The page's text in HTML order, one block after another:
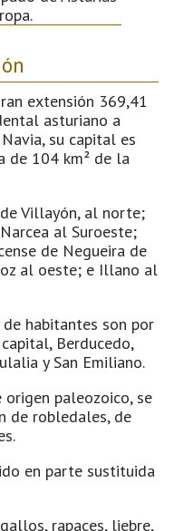
extensión 369,41
asturiano a
su capital es
de 104 km² de la
Villayón, al norte;
al Suroeste;
de Negueira de
al oeste; e Illano al
habitantes son por
Berducedo,
y San Emiliano.
paleozoico, se
de robledales, de
en parte sustituida
rapaces, liebre,